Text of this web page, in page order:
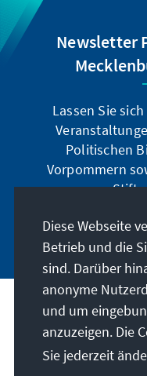
Newsletter
Lassen Sie
Politischen
Vorpommern
Anschrift
Kontakt
Diese Webseite
Betrieb und die
sind. Darüber
anonyme
und um
anzuzeigen. Die
Sie jederzeit